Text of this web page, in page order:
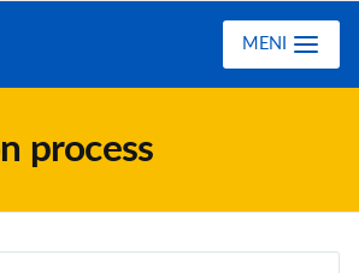
MENI
process